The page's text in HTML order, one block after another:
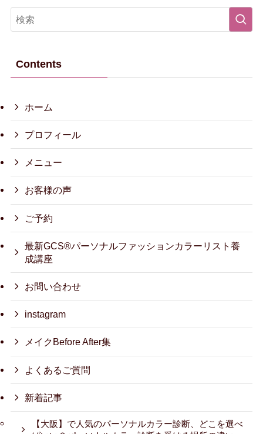
Contents
ホーム
プロフィール
メニュー
お客様の声
ご予約
最新GCS®パーソナルファッションカラーリスト養
成講座
お問い合わせ
instagram
メイクBefore After集
よくあるご質問
新着記事
【大阪】で人気のパーソナルカラー診断、どこを選べ